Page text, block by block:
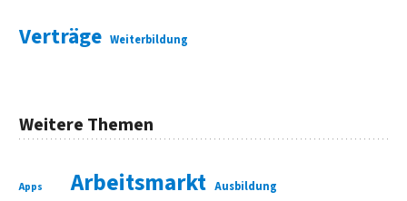
Verträge Weiterbildung
Weitere Themen
Apps Arbeitsmarkt Ausbildung